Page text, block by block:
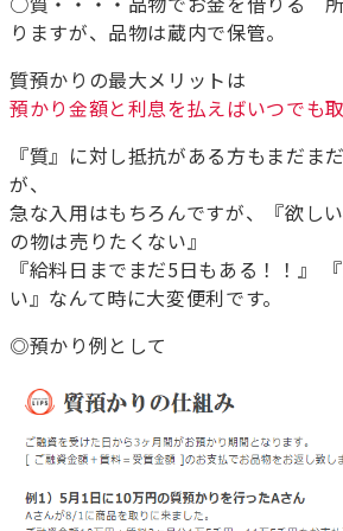
りますが、品物は蔵内で保管。
質預かりの最大メリットは
預かり金額と利息を払えばいつでも
『質』に対し抵抗がある方もまだま
が、
急な入用はもちろんですが、『欲し
の物は売りたくない』
『給料日までまだ5日もある！！』
い』なんて時に大変便利です。
◎預かり例として